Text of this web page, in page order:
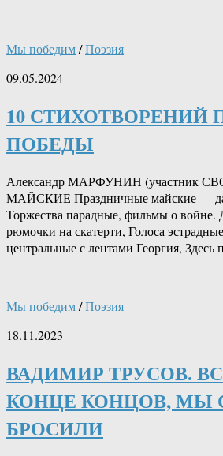
Мы победим/Поэзия
09.05.2024
10 СТИХОТВОРЕНИЙ
ПОБЕДЫ
Александр МАРФУНИН (участник
МАЙСКИЕ Праздничные майские —
Торжества парадные, фильмы о войне.
рюмочки на скатерти, Голоса
центральные с лентами Георгия, Здесь
Мы победим/Поэзия
18.11.2023
ВАДИМИР ТРУСОВ.
КОНЦЕ КОНЦОВ, МЫ
БРОСИЛИ